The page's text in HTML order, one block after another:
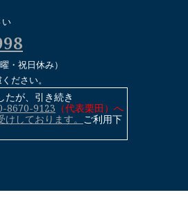
い
・祝日休み）
ださい。
たが、引き続き
8670-9123 （代表栗田）へ
しております。 ご利用下